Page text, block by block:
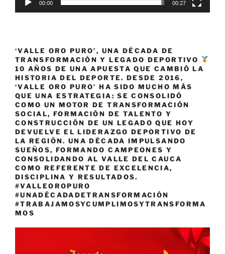
00:00 00:27
‘VALLE ORO PURO’, UNA DÉCADA DE
TRANSFORMACIÓN Y LEGADO DEPORTIVO
10 AÑOS DE UNA APUESTA QUE CAMBIÓ LA
HISTORIA DEL DEPORTE. DESDE 2016,
‘VALLE ORO PURO’ HA SIDO MUCHO MÁS
QUE UNA ESTRATEGIA: SE CONSOLIDÓ
COMO UN MOTOR DE TRANSFORMACIÓN
SOCIAL, FORMACIÓN DE TALENTO Y
CONSTRUCCIÓN DE UN LEGADO QUE HOY
DEVUELVE EL LIDERAZGO DEPORTIVO DE
LA REGIÓN. UNA DÉCADA IMPULSANDO
SUEÑOS, FORMANDO CAMPEONES Y
CONSOLIDANDO AL VALLE DEL CAUCA
COMO REFERENTE DE EXCELENCIA,
DISCIPLINA Y RESULTADOS.
#VALLEOROPURO
#UNADÉCADADETRANSFORMACIÓN
#TRABAJAMOSYCUMPLIMOSYTRANSFORMA
MOS